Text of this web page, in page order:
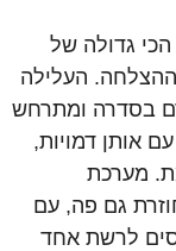
גדולה של
ההצלחה. העלילה
בסדרה ומתרחש
אותן דמויות,
מערכת
גם פה, עם
לרשת אחד